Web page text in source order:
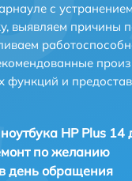
с
выявляем причины
функций и
ноутбука HP Plus 14
по желанию
в день обращения